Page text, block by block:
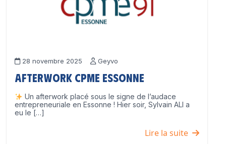
28 novembre 2025 Geyvo
Afterwork CPME Essonne
Un afterwork placé sous le signe de l’audace
entrepreneuriale en Essonne ! Hier soir, Sylvain ALI a
eu le […]
Lire la suite